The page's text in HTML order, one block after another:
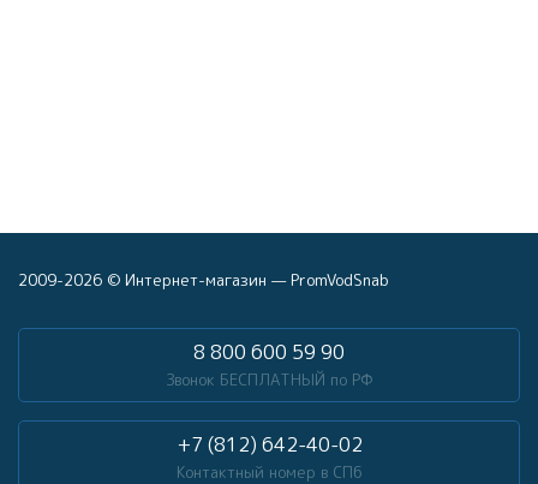
2009-2026 © Интернет-магазин — PromVodSnab
8 800 600 59 90
Звонок БЕСПЛАТНЫЙ по РФ
+7 (812) 642-40-02
Контактный номер в СПб